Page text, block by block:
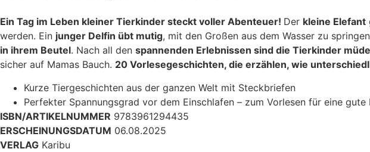
Ein Tag im Leben kleiner Tierkinder steckt voller Abenteuer! Der kleine Elefant
werden. Ein junger Delfin übt mutig, mit den Großen aus dem Wasser zu
in ihrem Beutel. Nach all den spannenden Erlebnissen sind die Tierkinder
sicher auf Mamas Bauch. 20 Vorlesegeschichten, die erzählen, wie
Kurze Tiergeschichten aus der ganzen Welt mit Steckbriefen
Perfekter Spannungsgrad vor dem Einschlafen – zum Vorlesen für eine gute
ISBN/ARTIKELNUMMER 9783961294435
ERSCHEINUNGSDATUM 06.08.2025
VERLAG Karibu